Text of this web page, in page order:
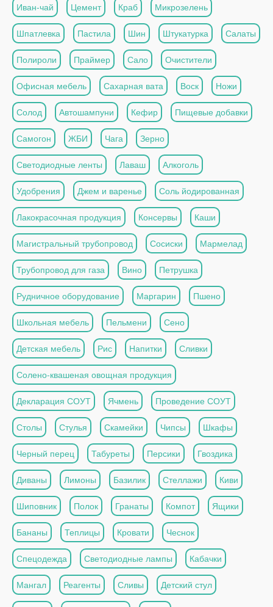
Иван-чай Цемент Краб Микрозелень
Шпатлевка Пастила Шин Штукатурка Салаты
Полироли Праймер Сало Очистители
Офисная мебель Сахарная вата Воск Ножи
Солод Автошампуни Кефир Пищевые добавки
Самогон ЖБИ Чага Зерно
Светодиодные ленты Лаваш Алкоголь
Удобрения Джем и варенье Соль йодированная
Лакокрасочная продукция Консервы Каши
Магистральный трубопровод Сосиски Мармелад
Трубопровод для газа Вино Петрушка
Рудничное оборудование Маргарин Пшено
Школьная мебель Пельмени Сено
Детская мебель Рис Напитки Сливки
Солено-квашеная овощная продукция
Декларация СОУТ Ячмень Проведение СОУТ
Столы Стулья Скамейки Чипсы Шкафы
Черный перец Табуреты Персики Гвоздика
Диваны Лимоны Базилик Стеллажи Киви
Шиповник Полок Гранаты Компот Ящики
Бананы Теплицы Кровати Чеснок
Спецодежда Светодиодные лампы Кабачки
Мангал Реагенты Сливы Детский стул